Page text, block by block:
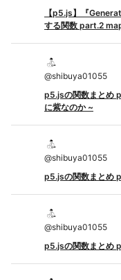
【p5.js】『
する関数 part.2
@shibuya01055
p5.jsの関数まとめ
に紫なのか ~
@shibuya01055
p5.jsの関数まとめ
@shibuya01055
p5.jsの関数まとめ